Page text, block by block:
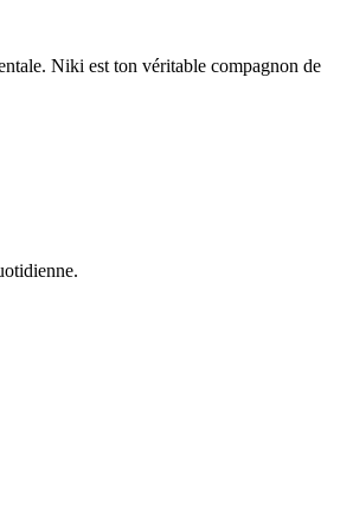
Niki est ton véritable compagnon de